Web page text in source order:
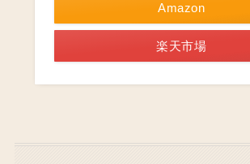
Amazon
楽天市場